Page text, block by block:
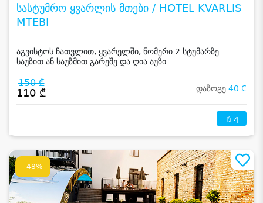
სასტუმრო ყვარლის მთები / HOTEL KVARLIS
MTEBI
აგვისტოს ჩათვლით, ყვარელში, ნომერი 2 სტუმარზე
საუზით ან საუზმით გარეშე და ღია აუზი
150 ₾
110 ₾ დაზოგე 40 ₾
4
-48%